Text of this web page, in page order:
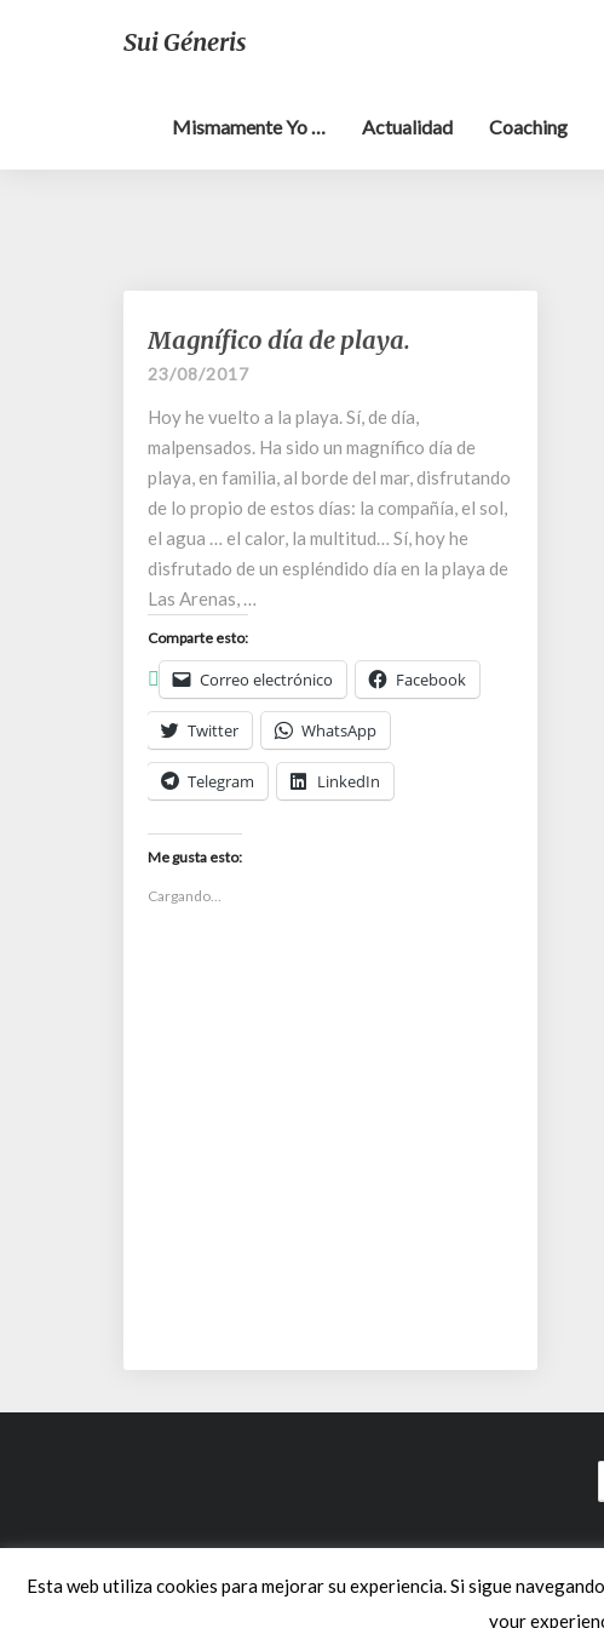
Sui Géneris
Mismamente Yo … Actualidad Coaching
Magnífico
día
de
playa.
Magnífico día de playa.
23/08/2017
Hoy he vuelto a la playa. Sí, de día,
malpensados. Ha sido un magnífico día de
playa, en familia, al borde del mar, disfrutando
de lo propio de estos días: la compañía, el sol,
el agua … el calor, la multitud… Sí, hoy he
disfrutado de un espléndido día en la playa de
Las Arenas, …
Comparte esto:
Correo electrónico Facebook
Twitter WhatsApp
Telegram LinkedIn
Me gusta esto:
Cargando...
Esta web utiliza cookies para mejorar su experiencia. Si sigue
your